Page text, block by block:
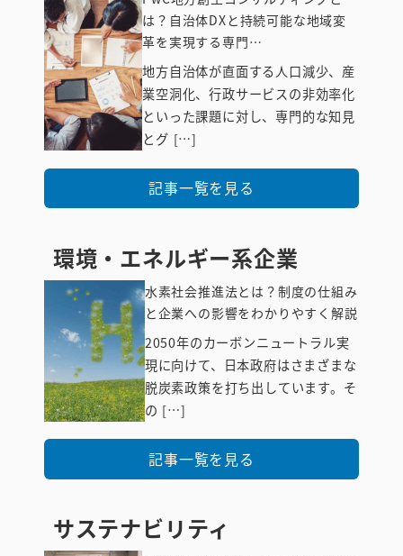
サービス業
（BtoB・
BtoC）
は？自治体DXと持続可能な地域変
革を実現する専門…
地方自治体が直面する人口減少、産
業空洞化、行政サービスの非効率化
といった課題に対し、専門的な知見
とグ […]
記事一覧を見る
環境・エネルギー系企業
環境・エネル
ギー系企業
水素社会推進法とは？制度の仕組み
と企業への影響をわかりやすく解説
2050年のカーボンニュートラル実
現に向けて、日本政府はさまざまな
脱炭素政策を打ち出しています。そ
の […]
記事一覧を見る
サステナビリティ